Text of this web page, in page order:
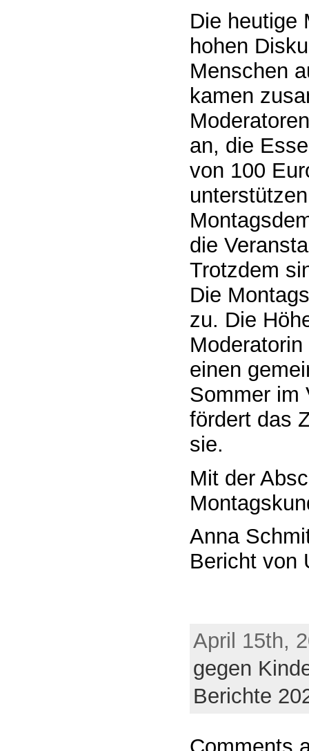
Die heutige
hohen
Menschen
kamen
an, die
von 100
die
Trotzdem
Die
zu. Die
einen
Sommer im
fördert das
sie.
Mit der
Anna
Bericht von
April 15th,
gegen
Berichte